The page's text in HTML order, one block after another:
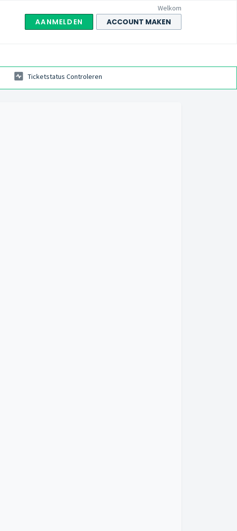
Welkom
AANMELDEN ACCOUNT MAKEN
Ticketstatus Controleren